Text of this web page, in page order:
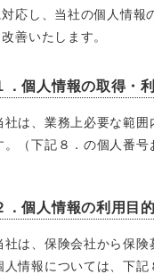
応し、当社の個人情報
改善いたします。
．個人情報の取得・
社は、業務上必要な範
。（下記８．の個人番号
．個人情報の利用目的
社は、保険会社から保
人情報については、下